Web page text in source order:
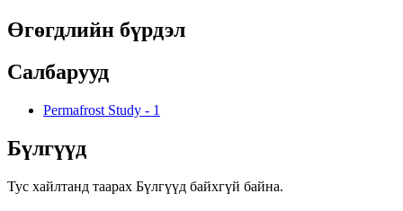
Өгөгдлийн бүрдэл
Салбарууд
Permafrost Study - 1
Бүлгүүд
Тус хайлтанд таарах Бүлгүүд байхгүй байна.